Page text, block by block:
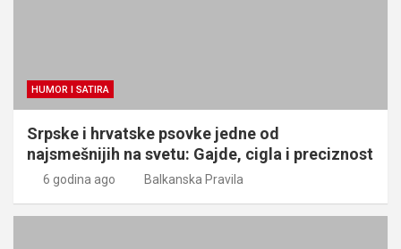
HUMOR I SATIRA
Srpske i hrvatske psovke jedne od
najsmešnijih na svetu: Gajde, cigla i preciznost
6 godina ago Balkanska Pravila